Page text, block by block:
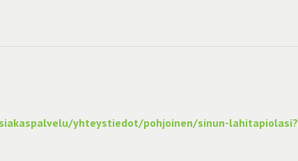
yhteystiedot/pohjoinen/sinun-lahitapiolasi?